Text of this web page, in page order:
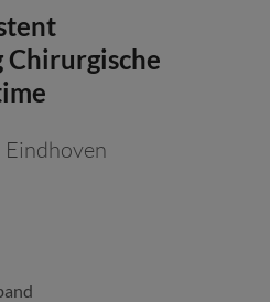
Eindhoven